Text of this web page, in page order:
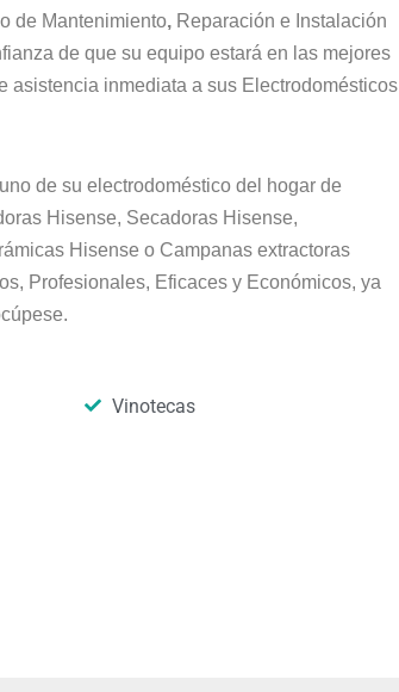
de Mantenimiento, Reparación e Instalación
de que su equipo estará en las mejores
asistencia inmediata a sus Electrodomésticos
de su electrodoméstico del hogar de
Hisense, Secadoras Hisense,
Hisense o Campanas extractoras
Profesionales, Eficaces y Económicos, ya
Vinotecas